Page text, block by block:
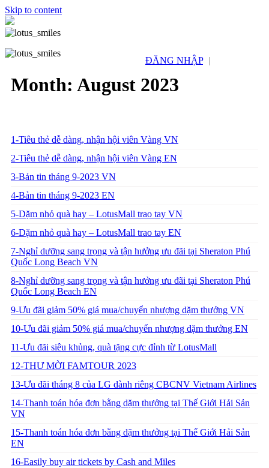
Skip to content
ĐĂNG NHẬP |
Month: August 2023
1-Tiêu thẻ dễ dàng, nhận hội viên Vàng VN
2-Tiêu thẻ dễ dàng, nhận hội viên Vàng EN
3-Bản tin tháng 9-2023 VN
4-Bản tin tháng 9-2023 EN
5-Dặm nhỏ quà hay – LotusMall trao tay VN
6-Dặm nhỏ quà hay – LotusMall trao tay EN
7-Nghỉ dưỡng sang trọng và tận hưởng ưu đãi tại Sheraton Phú
Quốc Long Beach VN
8-Nghỉ dưỡng sang trọng và tận hưởng ưu đãi tại Sheraton Phú
Quốc Long Beach EN
9-Ưu đãi giảm 50% giá mua/chuyển nhượng dặm thưởng VN
10-Ưu đãi giảm 50% giá mua/chuyển nhượng dặm thưởng EN
11-Ưu đãi siêu khủng, quà tặng cực đỉnh từ LotusMall
12-THƯ MỜI FAMTOUR 2023
13-Ưu đãi tháng 8 của LG dành riêng CBCNV Vietnam Airlines
14-Thanh toán hóa đơn bằng dặm thưởng tại Thế Giới Hải Sản
VN
15-Thanh toán hóa đơn bằng dặm thưởng tại Thế Giới Hải Sản
EN
16-Easily buy air tickets by Cash and Miles